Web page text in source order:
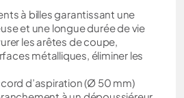
à billes garantissant une
et une longue durée de vie
les arêtes de coupe,
métalliques, éliminer les
d’aspiration (Ø 50 mm)